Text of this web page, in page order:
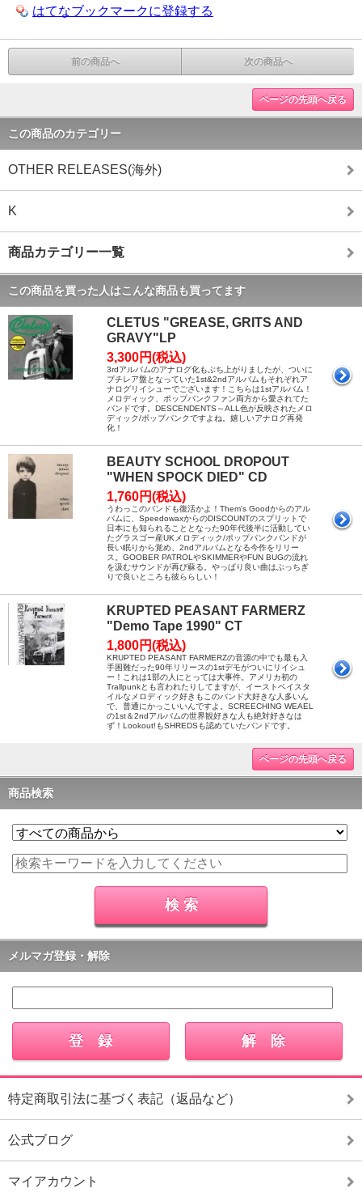
はてなブックマークに登録する
前の商品へ 次の商品へ
ページの先頭へ戻る
この商品のカテゴリー
OTHER RELEASES(海外)
K
商品カテゴリー一覧
この商品を買った人はこんな商品も買ってます
CLETUS "GREASE, GRITS AND
GRAVY"LP
3,300円(税込)
3rdアルバムのアナログ化もぶち上がりましたが、ついに
プチレア盤となっていた1st&2ndアルバムもそれぞれア
ナログリイシューでございます！こちらは1stアルバム！
メロディック、ポップパンクファン両方から愛されてた
バンドです。DESCENDENTS～ALL色が反映されたメロ
ディック/ポップパンクですよね。嬉しいアナログ再発
化！
BEAUTY SCHOOL DROPOUT
"WHEN SPOCK DIED" CD
1,760円(税込)
うわっこのバンドも復活かよ！Them's Goodからのアル
バムに、SpeedowaxからのDISCOUNTのスプリットで
日本にも知られることとなった90年代後半に活動してい
たグラスゴー産UKメロディック/ポップパンクバンドが
長い眠りから覚め、2ndアルバムとなる今作をリリー
ス。GOOBER PATROLやSKIMMERやFUN BUGの流れ
を汲むサウンドが再び蘇る。やっぱり良い曲はぶっちぎ
りで良いところも彼ららしい！
KRUPTED PEASANT FARMERZ
"Demo Tape 1990" CT
1,800円(税込)
KRUPTED PEASANT FARMERZの音源の中でも最も入
手困難だった90年リリースの1stデモがついにリイシュ
ー！これは1部の人にとっては大事件。アメリカ初の
Trallpunkとも言われたりしてますが、イーストベイスタ
イルなメロディック好きもこのバンド大好きな人多いん
で、普通にかっこいいんですよ。SCREECHING WEAEL
の1st＆2ndアルバムの世界観好きな人も絶対好きなは
ず！Lookout!もSHREDSも認めていたバンドです。
ページの先頭へ戻る
商品検索
メルマガ登録・解除
特定商取引法に基づく表記（返品など）
公式ブログ
マイアカウント